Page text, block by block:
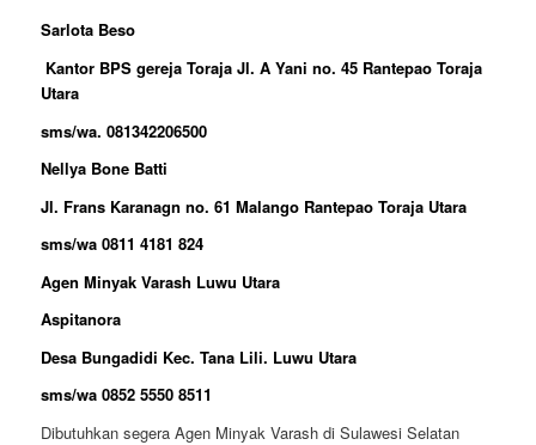
Sarlota Beso
Kantor BPS gereja Toraja Jl. A Yani no. 45 Rantepao Toraja
Utara
sms/wa. 081342206500
Nellya Bone Batti
Jl. Frans Karanagn no. 61 Malango Rantepao Toraja Utara
sms/wa 0811 4181 824
Agen Minyak Varash Luwu Utara
Aspitanora
Desa Bungadidi Kec. Tana Lili. Luwu Utara
sms/wa 0852 5550 8511
Dibutuhkan segera Agen Minyak Varash di Sulawesi Selatan